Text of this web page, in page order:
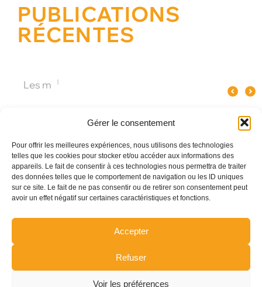
Gérer le consentement
Pour offrir les meilleures expériences, nous utilisons des technologies
telles que les cookies pour stocker et/ou accéder aux informations des
appareils. Le fait de consentir à ces technologies nous permettra de traiter
des données telles que le comportement de navigation ou les ID uniques
sur ce site. Le fait de ne pas consentir ou de retirer son consentement peut
avoir un effet négatif sur certaines caractéristiques et fonctions.
Accepter
Refuser
Voir les préférences
PUBLICATIONS
RÉCENTES
Les meilleures anima
Quel spectacle original pour un
événement d’entreprise à Paris ?
Pourquoi le verre influence le goût
du champagne ?